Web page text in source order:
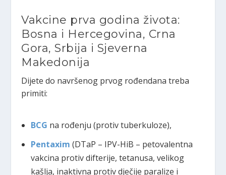
Vakcine prva godina života:
Bosna i Hercegovina, Crna
Gora, Srbija i Sjeverna
Makedonija
Dijete do navršenog prvog rođendana treba
primiti:
BCG na rođenju (protiv tuberkuloze),
Pentaxim (DTaP – IPV-HiB – petovalentna
vakcina protiv difterije, tetanusa, velikog
kašlja, inaktivna protiv dječije paralize i